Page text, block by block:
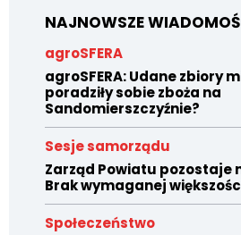
NAJNOWSZE
agroSFERA
agroSFERA: Udane zbiory
poradziły sobie zboża na
Sandomierszczyźnie?
Sesje samorządu
Zarząd Powiatu pozostaje
Brak wymaganej
Społeczeństwo